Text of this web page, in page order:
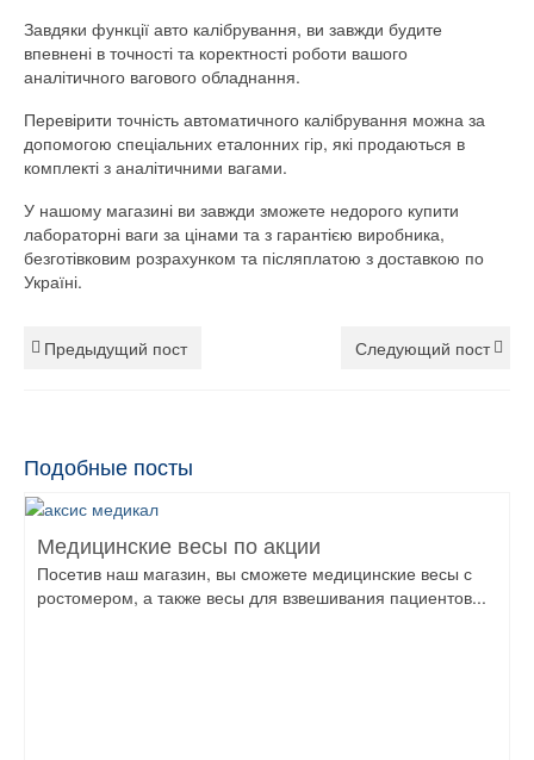
Завдяки функції авто калібрування, ви завжди будите
впевнені в точності та коректності роботи вашого
аналітичного вагового обладнання.
Перевірити точність автоматичного калібрування можна за
допомогою спеціальних еталонних гір, які продаються в
комплекті з аналітичними вагами.
У нашому магазині ви завжди зможете недорого купити
лабораторні ваги за цінами та з гарантією виробника,
безготівковим розрахунком та післяплатою з доставкою по
Україні.
Предыдущий пост Следующий пост
Подобные посты
Медицинские весы по акции
Посетив наш магазин, вы сможете медицинские весы с
ростомером, а также весы для взвешивания пациентов...